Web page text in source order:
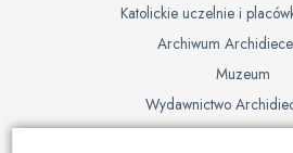
Katolickie uczelnie i
Archiwum
Muzeum
Wydawnictwo
Cmentarze